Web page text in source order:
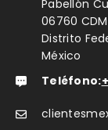
Pabellón
06760
Distrito
México
Teléfono: